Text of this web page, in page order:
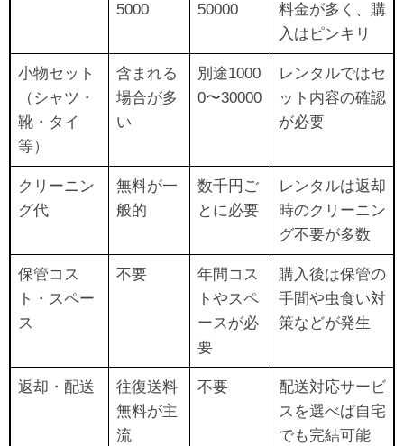
5000
50000
料金が多く、購
入はピンキリ
小物セット
（シャツ・
靴・タイ
等）
含まれる
場合が多
い
別途1000
0〜30000
レンタルではセ
ット内容の確認
が必要
クリーニン
グ代
無料が一
般的
数千円ご
とに必要
レンタルは返却
時のクリーニン
グ不要が多数
保管コス
ト・スペー
ス
不要
年間コス
トやスペ
ースが必
要
購入後は保管の
手間や虫食い対
策などが発生
返却・配送
往復送料
無料が主
流
不要
配送対応サービ
スを選べば自宅
でも完結可能